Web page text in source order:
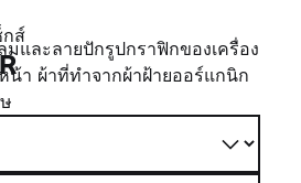
กส์
และลายปักรูปกราฟิกของเครื่อง
น้า ผ้าที่ทำจากผ้าฝ้ายออร์แกนิก